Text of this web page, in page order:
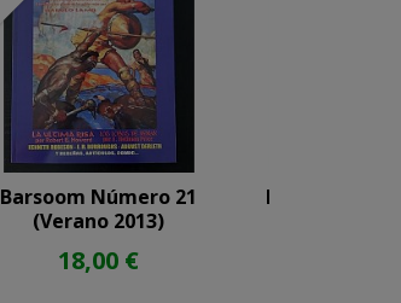
Barsoom Número 21
(Verano 2013)
18,00 €
Barsoom